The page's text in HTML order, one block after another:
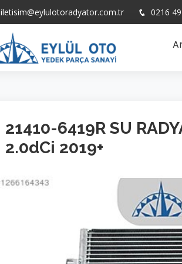
iletisim@eylulotoradyator.com.tr 0216
21410-6419R SU
2.0dCi 2019+